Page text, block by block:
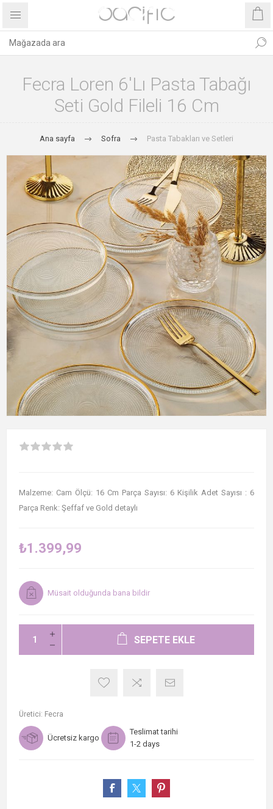
Fecra Loren 6'lı Pasta Tabağı
Seti Gold Fileli 16 Cm
Ana sayfa Sofra Pasta Tabakları ve Setleri
Malzeme: Cam Ölçü: 16 Cm Parça Sayısı: 6 Kişilik Adet Sayısı : 6
Parça Renk: Şeffaf ve Gold detaylı
₺1.399,99
Müsait olduğunda bana bildir
SEPETE EKLE
Üretici: Fecra
Ücretsiz kargo
Teslimat tarihi
1-2 days